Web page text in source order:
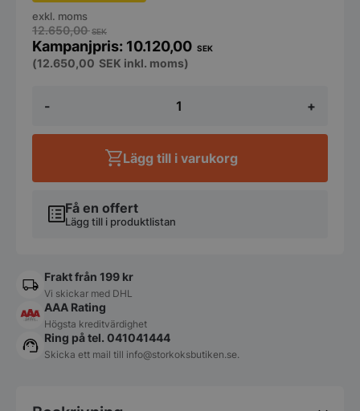
-
med
stålhölje,
Line,
vit,
mängd
+
12.650,00SEK
10.120,00 SEK
exkl. moms
(12.650,00 SEK inkl. moms)
Få en offert
Lägg till i produktlistan
Lägg till i varukorg
Frakt från 199 kr
Vi skickar med DHL
AAA Rating
Högsta kreditvärdighet
Ring på tel. 041041444
Skicka ett mail till info@storkoksbutiken.se.